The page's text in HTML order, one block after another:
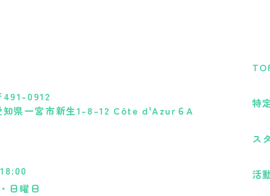
491-0912
知県一宮市新生1-8-12 Côte d'Azur６A
日曜日
特
ス
活